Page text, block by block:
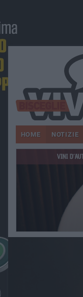
HOME NOTIZIE